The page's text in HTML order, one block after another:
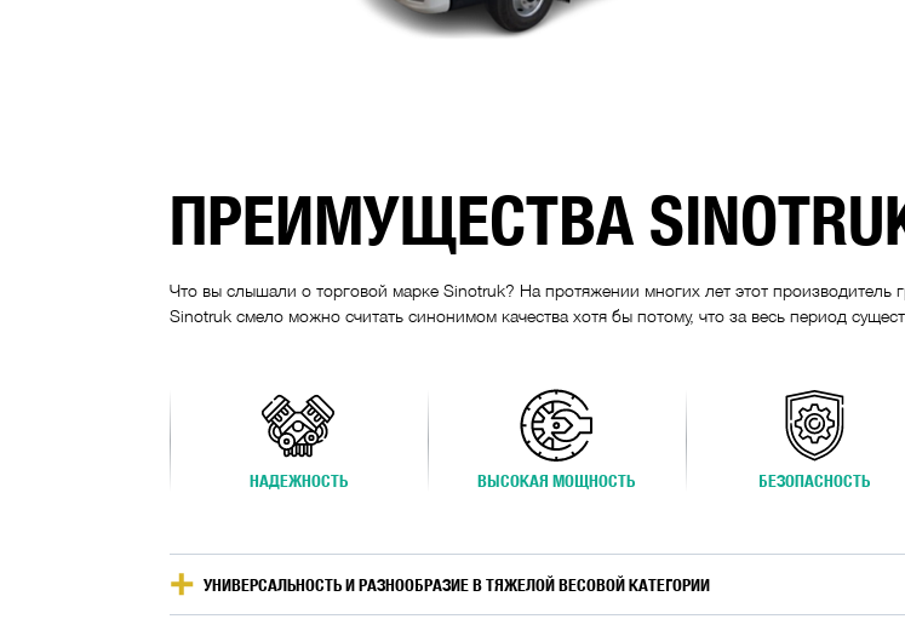
ПРЕИМУЩЕСТВА
Что вы слышали о торговой марке Sinotruk? На протяжении многих лет этот производитель
Sinotruk смело можно считать синонимом качества хотя бы потому, что за весь период
НАДЕЖНОСТЬ ВЫСОКАЯ МОЩНОСТЬ БЕЗОПАСНОСТЬ
УНИВЕРСАЛЬНОСТЬ И РАЗНООБРАЗИЕ В ТЯЖЕЛОЙ ВЕСОВОЙ КАТЕГОРИИ